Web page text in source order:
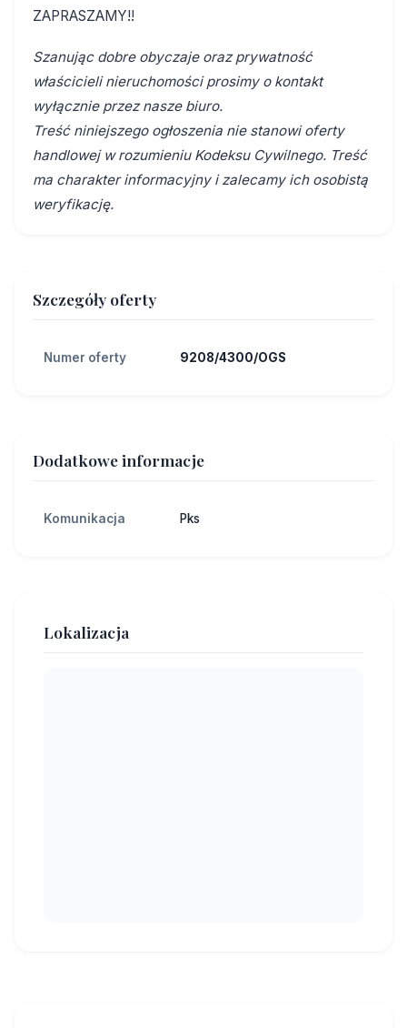
ZAPRASZAMY!!
Szanując dobre obyczaje oraz prywatność
właścicieli nieruchomości prosimy o kontakt
wyłącznie przez nasze biuro.
Treść niniejszego ogłoszenia nie stanowi oferty
handlowej w rozumieniu Kodeksu Cywilnego. Treść
ma charakter informacyjny i zalecamy ich osobistą
weryfikację.
Szczegóły oferty
Numer oferty 9208/4300/OGS
Dodatkowe informacje
Komunikacja Pks
Lokalizacja